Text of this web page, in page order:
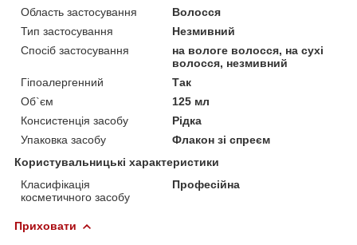
Область застосування
Волосся
Тип застосування
Незмивний
Спосіб застосування
на вологе волосся, на сухі
волосся, незмивний
Гіпоалергенний
Так
Об`єм
125 мл
Консистенція засобу
Рідка
Упаковка засобу
Флакон зі спреєм
Користувальницькі характеристики
Класифікація
косметичного засобу
Професійна
Приховати